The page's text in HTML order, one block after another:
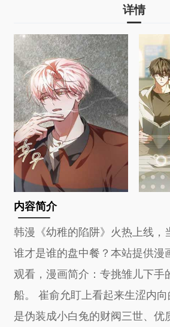
详情
内容简介
韩漫《幼稚的陷阱》火热上线，
谁才是谁的盘中餐？本站提供漫
观看，漫画简介：专挑雏儿下手
船。 崔俞允盯上看起来生涩内
是伪装成小白兔的财阀三世、优